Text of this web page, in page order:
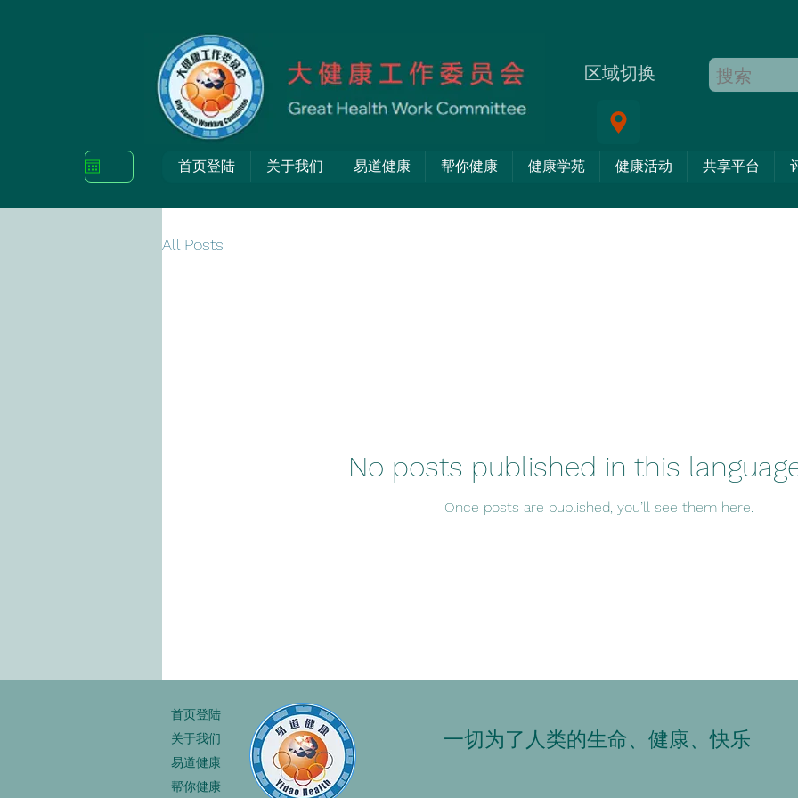
区域切换
首页登陆 关于我们 易道健康 帮你健康 健康学苑 健康活动 共享平台
All Posts
No posts published in this
Once posts are published, you’ll see them here.
首页登陆
关于我们
易道健康
帮你健康
一切为了人类的生命、健康、快乐